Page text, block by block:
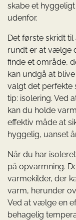
skabe et
udenfor.
Det første skridt
rundt er at vælge
finde et område,
kan undgå at
valgt det perfekte
tip: isolering. Ved
kan du holde
effektiv måde at
hyggelig, uanset
Når du har
på opvarmning.
varmekilder, der
varm, herunder
Ved at vælge en
behagelig